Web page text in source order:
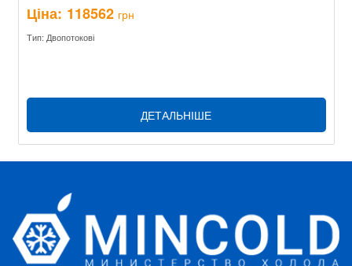
Ціна: 118562 грн
Тип: Двопотокові
ДЕТАЛЬНІШЕ